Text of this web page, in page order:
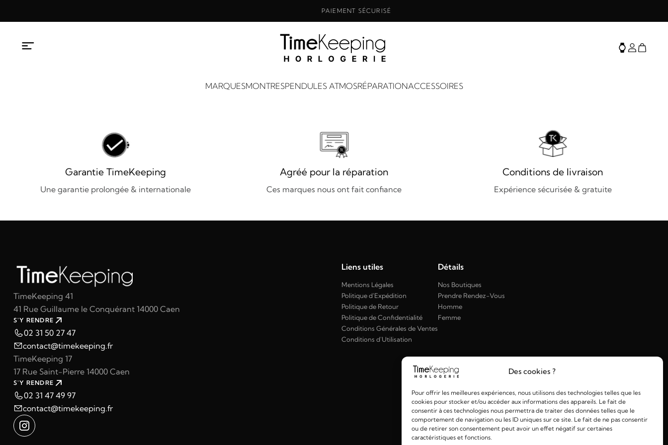
Des cookies ?
Pour offrir les meilleures expériences, nous utilisons des technologies telles que les
cookies pour stocker et/ou accéder aux informations des appareils. Le fait de
consentir à ces technologies nous permettra de traiter des données telles que le
comportement de navigation ou les ID uniques sur ce site. Le fait de ne pas consentir
ou de retirer son consentement peut avoir un effet négatif sur certaines
caractéristiques et fonctions.
PAIEMENT SÉCURISÉ
MARQUESMONTRESPENDULES ATMOSRÉPARATIONACCESSOIRES
Garantie TimeKeeping
Une garantie prolongée & internationale
Agréé pour la réparation
Ces marques nous ont fait confiance
Conditions de livraison
Expérience sécurisée & gratuite
TimeKeeping 41
41 Rue Guillaume le Conquérant 14000 Caen
S'Y RENDRE
02 31 50 27 47
contact@timekeeping.fr
TimeKeeping 17
17 Rue Saint-Pierre 14000 Caen
S'Y RENDRE
02 31 47 49 97
contact@timekeeping.fr
Liens utiles
Mentions Légales
Politique d'Expédition
Politique de Retour
Politique de Confidentialité
Conditions Générales de Ventes
Conditions d'Utilisation
Détails
Nos Boutiques
Prendre Rendez-Vous
Homme
Femme